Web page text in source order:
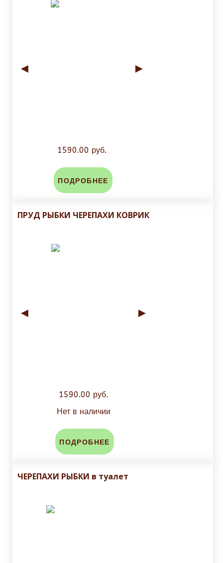
◄ ►
1590.00 руб.
ПОДРОБНЕЕ
ПРУД РЫБКИ ЧЕРЕПАХИ КОВРИК
◄ ►
1590.00 руб.
Нет в наличии
ПОДРОБНЕЕ
ЧЕРЕПАХИ РЫБКИ в туалет